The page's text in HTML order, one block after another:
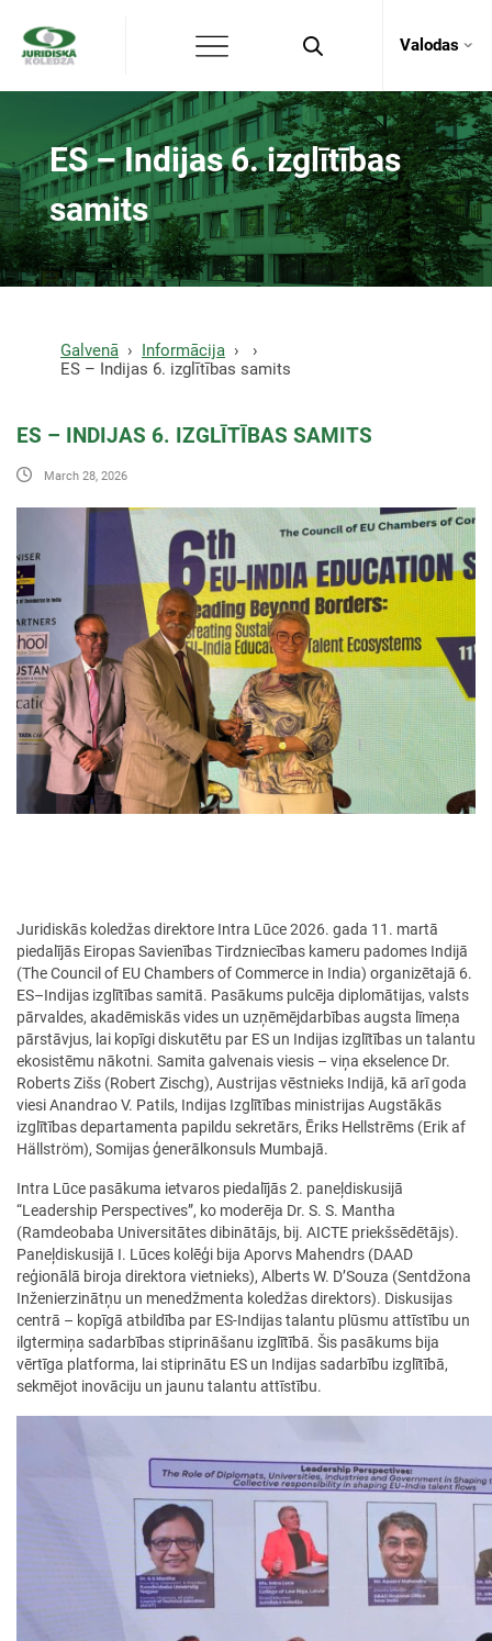
Valodas
ES – Indijas 6. izglītības
samits
Galvenā
Informācija
ES – Indijas 6. izglītības samits
ES – INDIJAS 6. IZGLĪTĪBAS SAMITS
March 28, 2026
Juridiskās koledžas direktore Intra Lūce 2026. gada 11. martā
piedalījās Eiropas Savienības Tirdzniecības kameru padomes Indijā
(The Council of EU Chambers of Commerce in India) organizētajā 6.
ES–Indijas izglītības samitā. Pasākums pulcēja diplomātijas, valsts
pārvaldes, akadēmiskās vides un uzņēmējdarbības augsta līmeņa
pārstāvjus, lai kopīgi diskutētu par ES un Indijas izglītības un talantu
ekosistēmu nākotni. Samita galvenais viesis – viņa ekselence Dr.
Roberts Zišs (Robert Zischg), Austrijas vēstnieks Indijā, kā arī goda
viesi Anandrao V. Patils, Indijas Izglītības ministrijas Augstākās
izglītības departamenta papildu sekretārs, Ēriks Hellstrēms (Erik af
Hällström), Somijas ģenerālkonsuls Mumbajā.
Intra Lūce pasākuma ietvaros piedalījās 2. paneļdiskusijā
“Leadership Perspectives”, ko moderēja Dr. S. S. Mantha
(Ramdeobaba Universitātes dibinātājs, bij. AICTE priekšsēdētājs).
Paneļdiskusijā I. Lūces kolēģi bija Aporvs Mahendrs (DAAD
reģionālā biroja direktora vietnieks), Alberts W. D’Souza (Sentdžona
Inženierzinātņu un menedžmenta koledžas direktors). Diskusijas
centrā – kopīgā atbildība par ES-Indijas talantu plūsmu attīstību un
ilgtermiņa sadarbības stiprināšanu izglītībā. Šis pasākums bija
vērtīga platforma, lai stiprinātu ES un Indijas sadarbību izglītībā,
sekmējot inovāciju un jaunu talantu attīstību.